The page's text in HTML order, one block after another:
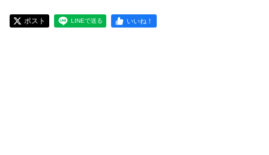
ポスト LINEで送る いいね！